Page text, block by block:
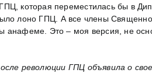
которая переместилась бы в
лоно ГПЦ. А все члены
анафеме. Это – моя версия, не
революции ГПЦ объявила о